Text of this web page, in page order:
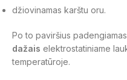
džiovinamas karštu oru.
Po to paviršius
dažais elektrostatiniame
temperatūroje.